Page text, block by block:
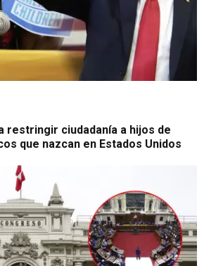
restringir ciudadanía a hijos de
que nazcan en Estados Unidos